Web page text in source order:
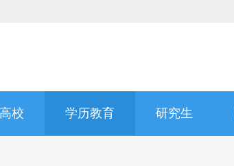
校 学历教育 研究生